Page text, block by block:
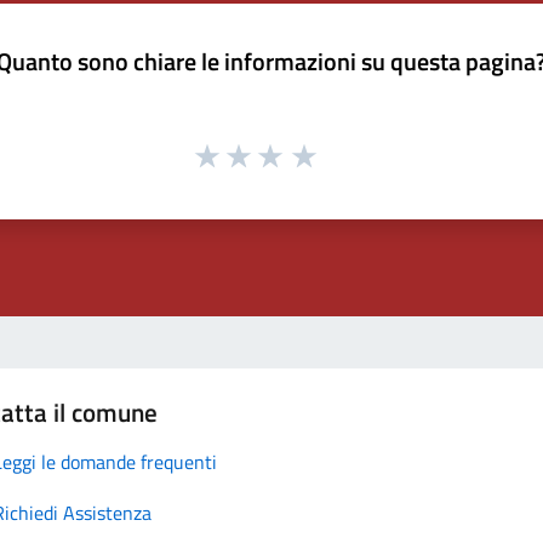
sono chiare le informazioni su questa
il comune
le domande frequenti
Assistenza